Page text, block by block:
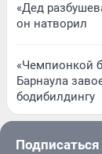
«Дед
он натворил
«Чемпионкой
Барнаула
бодибилдингу